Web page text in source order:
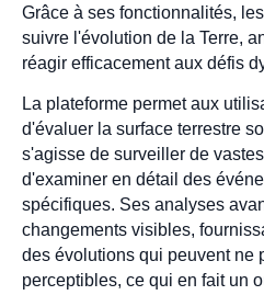
Grâce à ses fonctionnalités,
suivre l'évolution de la Terre,
réagir efficacement aux défis
La plateforme permet aux
d'évaluer la surface terrestre
s'agisse de surveiller de
d'examiner en détail des
spécifiques. Ses analyses
changements visibles,
des évolutions qui peuvent ne
perceptibles, ce qui en fait un